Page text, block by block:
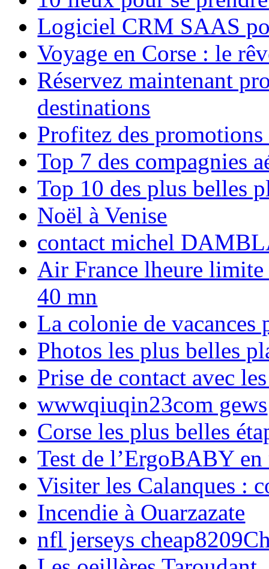
Logiciel CRM SAAS
Voyage en Corse : le
Réservez maintenant
destinations
Profitez des
Top 7 des compagnies
Top 10 des plus belles
Noël à Venise
contact michel
Air France lheure limite
40 mn
La colonie de vacances
Photos les plus belles
Prise de contact avec
wwwqiuqin23com gews
Corse les plus belles
Test de l’ErgoBABY en
Visiter les Calanques :
Incendie à Ouarzazate
nfl jerseys